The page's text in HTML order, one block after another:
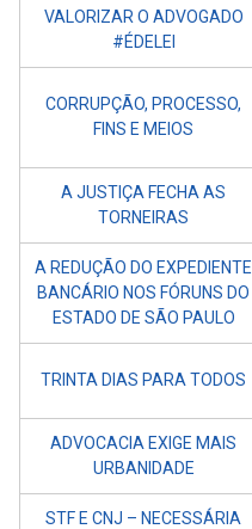
VALORIZAR O ADVOGADO
#ÉDELEI
CORRUPÇÃO, PROCESSO,
FINS E MEIOS
A JUSTIÇA FECHA AS
TORNEIRAS
A REDUÇÃO DO EXPEDIENTE
BANCÁRIO NOS FÓRUNS DO
ESTADO DE SÃO PAULO
TRINTA DIAS PARA TODOS
ADVOCACIA EXIGE MAIS
URBANIDADE
STF E CNJ – NECESSÁRIA